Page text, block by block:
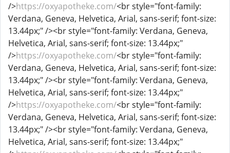
/>https://oxyapotheke.com/<br style="font-family:
Verdana, Geneva, Helvetica, Arial, sans-serif; font-size:
13.44px;" /><br style="font-family: Verdana, Geneva,
Helvetica, Arial, sans-serif; font-size: 13.44px;"
/>https://oxyapotheke.com/<br style="font-family:
Verdana, Geneva, Helvetica, Arial, sans-serif; font-size:
13.44px;" /><br style="font-family: Verdana, Geneva,
Helvetica, Arial, sans-serif; font-size: 13.44px;"
/>https://oxyapotheke.com/<br style="font-family:
Verdana, Geneva, Helvetica, Arial, sans-serif; font-size:
13.44px;" /><br style="font-family: Verdana, Geneva,
Helvetica, Arial, sans-serif; font-size: 13.44px;"